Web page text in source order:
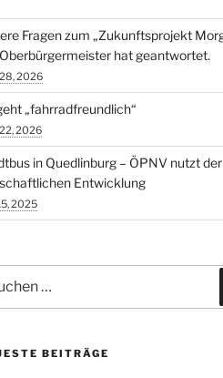
Fragen zum „Zukunftsprojekt
hat geantwortet.
2026
„fahrradfreundlich“
2026
in Quedlinburg – ÖPNV nutzt der
Entwicklung
2025
BEITRÄGE